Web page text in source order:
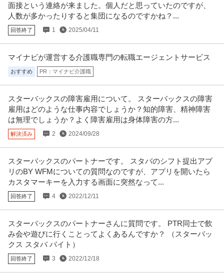
面接という連絡が来ました。個人だと思っていたのですが、
人数が多かったりすると集団になるのですかね？...
回答終了 1 2025/04/11
マイナビが運営する介護職専門の転職エージェントサービス
おすすめ PR：マイナビ介護職
スターバックスの障害雇用について。 スターバックスの障害
雇用はどのような仕事内容でしょうか？知的障害、精神障害
は無理でしょうか？よく障害雇用は身体障害の方...
解決済み 2 2024/09/28
スターバックスのパートナーです。 スタバのシフト提出アプ
リのBY WFMについての質問なのですが、アプリを開いたら
カスタマーキーを入力する画面に突然なって...
回答終了 4 2022/12/11
スターバックスのパートナーさんに質問です。 PTR同士で飲
み会や遊びに行くことってよくあるんですか？ （スターバッ
クス スタバ バイト）
回答終了 3 2022/12/18